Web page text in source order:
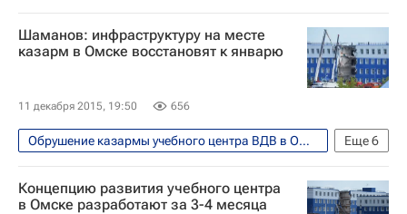
Шаманов: инфраструктуру на месте
казарм в Омске восстановят к январю
11 декабря 2015, 19:50 656
Еще6
Обрушение казармы учебного центра ВДВ в Омске
Общество
Омская область
Расширенная коллегия Минобороны России
Концепцию развития учебного центра
в Омске разработают за 3-4 месяца